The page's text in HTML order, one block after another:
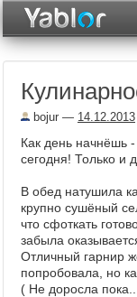
bojur — 14.12.2013
Как день начнёшь
сегодня! Только и
В обед натушила
крупно сушёный
что сфоткать
забыла
Отличный гарнир
попробовала, но
( Не доросла пока...